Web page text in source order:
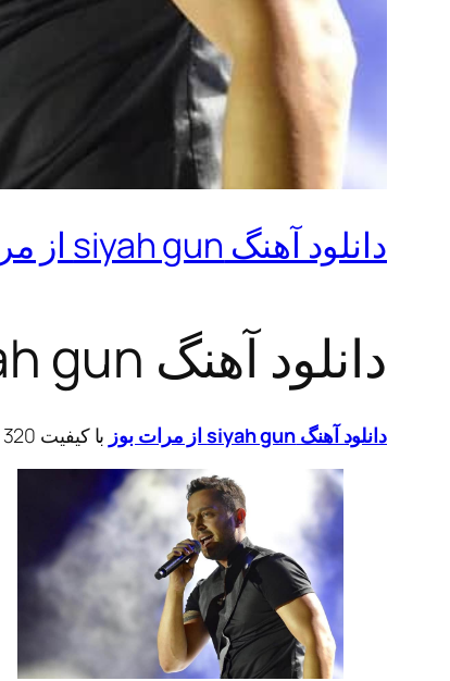
دانلود آهنگ siyah gun از مرات بوز
دانلود آهنگ siyah gun از مرات بوز
دانلود آهنگ siyah gun از مرات بوز با کیفیت 320 از